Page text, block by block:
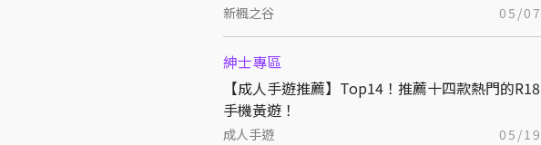
新楓之谷 05/07
紳士專區
【成人手遊推薦】Top14！推薦十四款熱門的R18
手機黃遊！
成人手遊 05/19